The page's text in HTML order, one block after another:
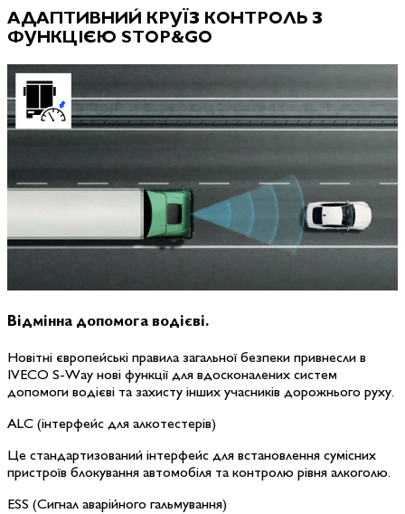
АДАПТИВНИЙ КРУЇЗ КОНТРОЛЬ З
ФУНКЦІЄЮ STOP&GO
Відмінна допомога водієві.
Новітні європейські правила загальної безпеки привнесли в
IVECO S-Way нові функції для вдосконалених систем
допомоги водієві та захисту інших учасників дорожнього руху.
ALC (інтерфейс для алкотестерів)
Це стандартизований інтерфейс для встановлення сумісних
пристроїв блокування автомобіля та контролю рівня алкоголю.
ESS (Сигнал аварійного гальмування)